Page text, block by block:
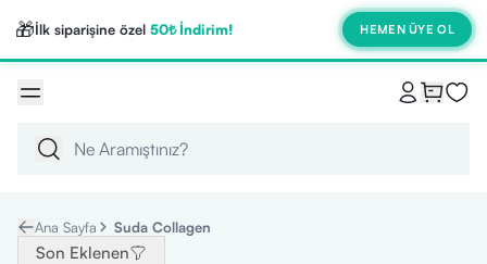
🎁İlk siparişine özel 50₺ İndirim! HEMEN ÜYE OL
Ana Sayfa Suda Collagen
Son Eklenen